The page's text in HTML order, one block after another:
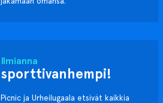
Ilmianna
sporttivanhempi!
Picnic ja Urheilugaala etsivät kaikkia